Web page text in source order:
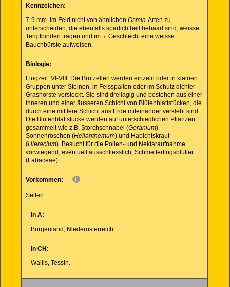
Kennzeichen:
7-9 mm. Im Feld nicht von ähnlichen Osmia-Arten zu
unterscheiden, die ebenfalls spärlich hell behaart sind, weisse
Tergitbinden tragen und im ♀ Geschlecht eine weisse
Bauchbürste aufweisen.
Biologie:
Flugzeit: VI-VIII. Die Brutzellen werden einzeln oder in kleinen
Gruppen unter Steinen, in Felsspalten oder im Schutz dichter
Grashorste versteckt. Sie sind dreilagig und bestehen aus einer
inneren und einer äusseren Schicht von Blütenblattstücken, die
durch eine mittlere Schicht aus Erde miteinander verklebt sind.
Die Blütenblattstücke werden auf unterschiedlichen Pflanzen
gesammelt wie z.B. Storchschnabel (Geranium),
Sonnenröschen (Helianthemum) und Habichtskraut
(Hieracium). Besucht für die Pollen- und Nektaraufnahme
vorwiegend, eventuell ausschliesslich, Schmetterlingsblütler
(Fabaceae).
Vorkommen:
Selten.
In A:
Burgenland, Niederösterreich.
In CH:
Wallis, Tessin.